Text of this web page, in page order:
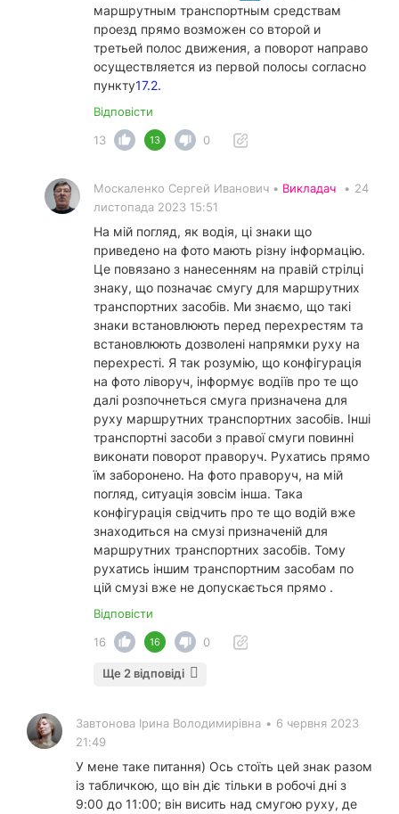
маршрутным транспортным средствам
проезд прямо возможен со второй и
третьей полос движения, а поворот направо
осуществляется из первой полосы согласно
пункту17.2.
Відповісти
13
13 0
Москаленко Сергей Иванович • Викладач • 24
листопада 2023 15:51
На мій погляд, як водія, ці знаки що
приведено на фото мають різну інформацію.
Це повязано з нанесенням на правій стрілці
знаку, що позначає смугу для маршрутних
транспортних засобів. Ми знаємо, що такі
знаки встановлюють перед перехрестям та
встановлюють дозволені напрямки руху на
перехресті. Я так розумію, що конфігурація
на фото ліворуч, інформує водіїв про те що
далі розпочнеться смуга призначена для
руху маршрутних транспортних засобів. Інші
транспортні засоби з правої смуги повинні
виконати поворот праворуч. Рухатись прямо
їм заборонено. На фото праворуч, на мій
погляд, ситуація зовсім інша. Така
конфігурація свідчить про те що водій вже
знаходиться на смузі призначеній для
маршрутних транспортних засобів. Тому
рухатись іншим транспортним засобам по
цій смузі вже не допускається прямо .
Відповісти
16
16 0
Ще 2 відповіді
Завтонова Ірина Володимирівна • 6 червня 2023
21:49
У мене таке питання) Ось стоїть цей знак разом
із табличкою, що він діє тільки в робочі дні з
9:00 до 11:00; він висить над смугою руху, де